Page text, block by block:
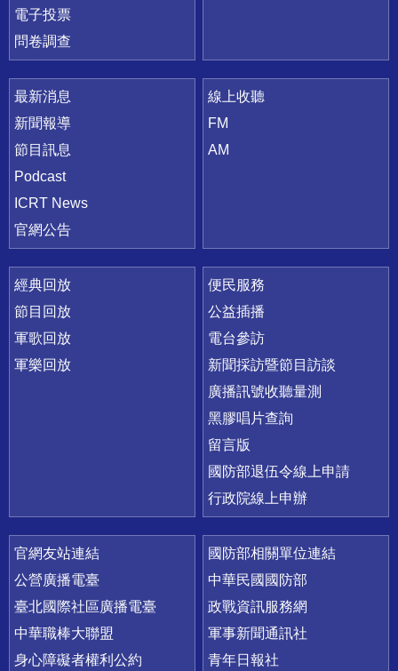
電子投票
問卷調查
最新消息
新聞報導
節目訊息
Podcast
ICRT News
官網公告
線上收聽
FM
AM
經典回放
節目回放
軍歌回放
軍樂回放
便民服務
公益插播
電台參訪
新聞採訪暨節目訪談
廣播訊號收聽量測
黑膠唱片查詢
留言版
國防部退伍令線上申請
行政院線上申辦
官網友站連結
公營廣播電臺
臺北國際社區廣播電臺
中華職棒大聯盟
身心障礙者權利公約
國防部相關單位連結
中華民國國防部
政戰資訊服務網
軍事新聞通訊社
青年日報社